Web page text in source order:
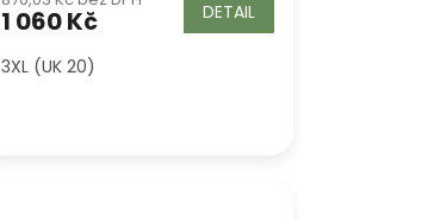
1 060 Kč DETAIL
3XL (UK 20)